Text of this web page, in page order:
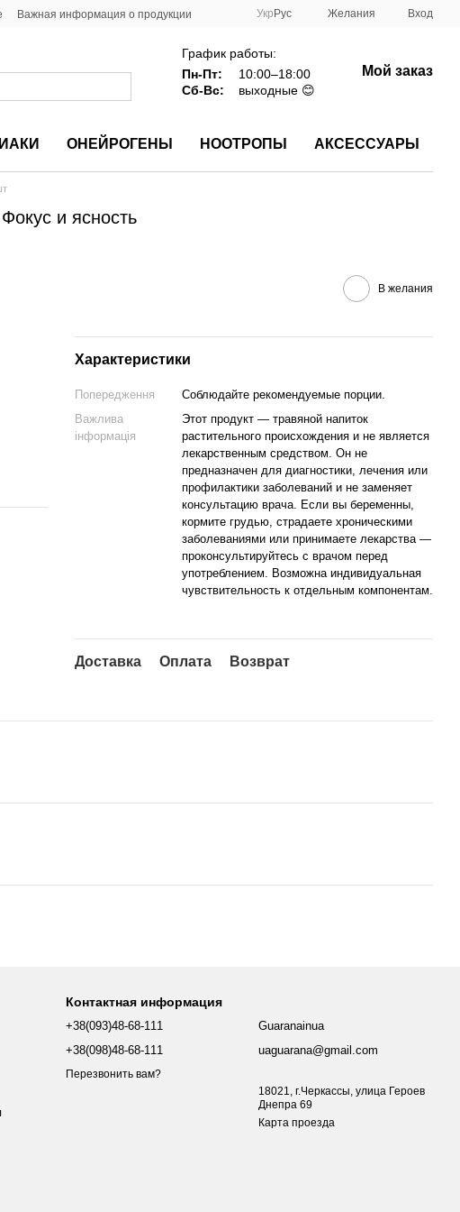
Важная информация о продукции Укр Рус Желания Вход
График работы:
Пн-Пт:
10:00–18:00
Сб-Вс:
выходные 😊
Мой заказ
ОНЕЙРОГЕНЫ НООТРОПЫ АКСЕССУАРЫ
и ясность
В желания
Характеристики
Попередження
Соблюдайте рекомендуемые порции.
Важлива
інформація
Этот продукт — травяной напиток
растительного происхождения и не является
лекарственным средством. Он не
предназначен для диагностики, лечения или
профилактики заболеваний и не заменяет
консультацию врача. Если вы беременны,
кормите грудью, страдаете хроническими
заболеваниями или принимаете лекарства —
проконсультируйтесь с врачом перед
употреблением. Возможна индивидуальная
чувствительность к отдельным компонентам.
Доставка Оплата Возврат
Контактная информация
+38(093)48-68-111
+38(098)48-68-111
Перезвонить вам?
Guaranainua
uaguarana@gmail.com
18021, г.Черкассы, улица Героев
Днепра 69
Карта проезда